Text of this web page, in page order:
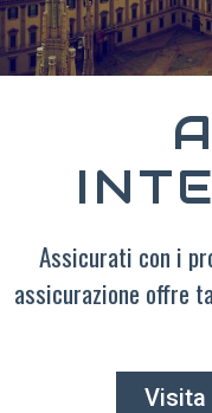
Assicurati con i
assicurazione offre
Visita